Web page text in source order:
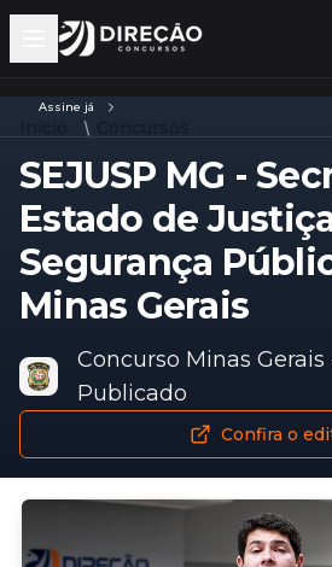
Open main menu
Assine já
SEJUSP MG -
Estado de
Segurança
Minas Gerais
Concurso Minas Gerais
Publicado
Confira o